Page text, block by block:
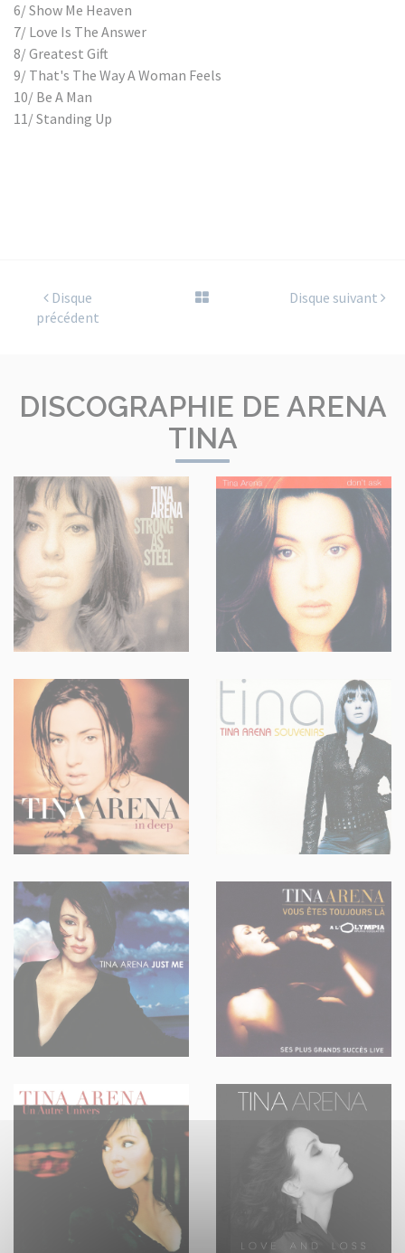
6/ Show Me Heaven
7/ Love Is The Answer
8/ Greatest Gift
9/ That's The Way A Woman Feels
10/ Be A Man
11/ Standing Up
Disque
précédent
Disque suivant
DISCOGRAPHIE DE ARENA
TINA